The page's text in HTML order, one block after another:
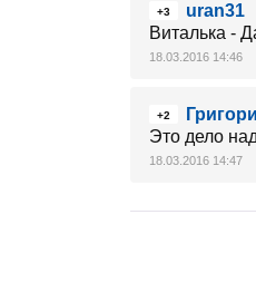
+3
uran31
Виталька -
18.03.2016 14:46
+2
Это дело
18.03.2016 14:47